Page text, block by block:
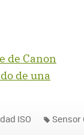
de Canon
de una
ISO Sensor